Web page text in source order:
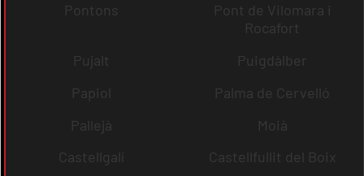
Pontons
Pont de Vilomara i
Rocafort
Pujalt
Puigdàlber
Papiol
Palma de Cervelló
Pallejà
Moià
Castellgalí
Castellfullit del Boix